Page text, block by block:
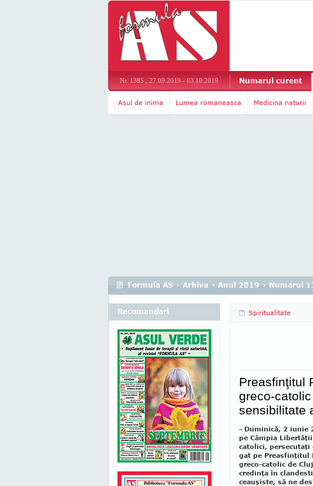
Nr. 1385 , 27.09.2019 - 03.10.2019 Numarul curent
Asul de inima Lumea romaneasca Medicina naturii
Formula AS › Arhiva › Anul 2019 › Numarul
Spiritualitate
Preasfinţitul
greco-
sensibilitate
- Duminică, 2 iunie
pe Câmpia
catolici,
gat pe Preasfinţitul
greco-catolic de
credinţa în
ceauşiste, să ne
Recomandari